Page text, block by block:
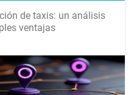
de taxis: un análisis
ventajas